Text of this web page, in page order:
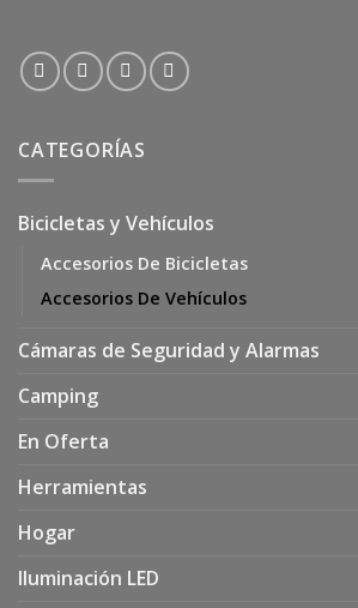
CATEGORÍAS
Bicicletas y Vehículos
Accesorios De Bicicletas
Accesorios De Vehículos
Cámaras de Seguridad y Alarmas
Camping
En Oferta
Herramientas
Hogar
Iluminación LED